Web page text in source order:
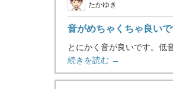
たかゆき
音がめちゃくちゃ良い
とにかく音が良いです。低
続きを読む →